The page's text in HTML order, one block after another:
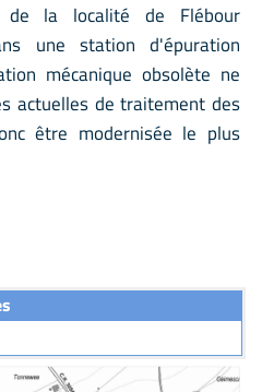
de la localité de Flébour
une station d'épuration
mécanique obsolète ne
actuelles de traitement des
être modernisée le plus